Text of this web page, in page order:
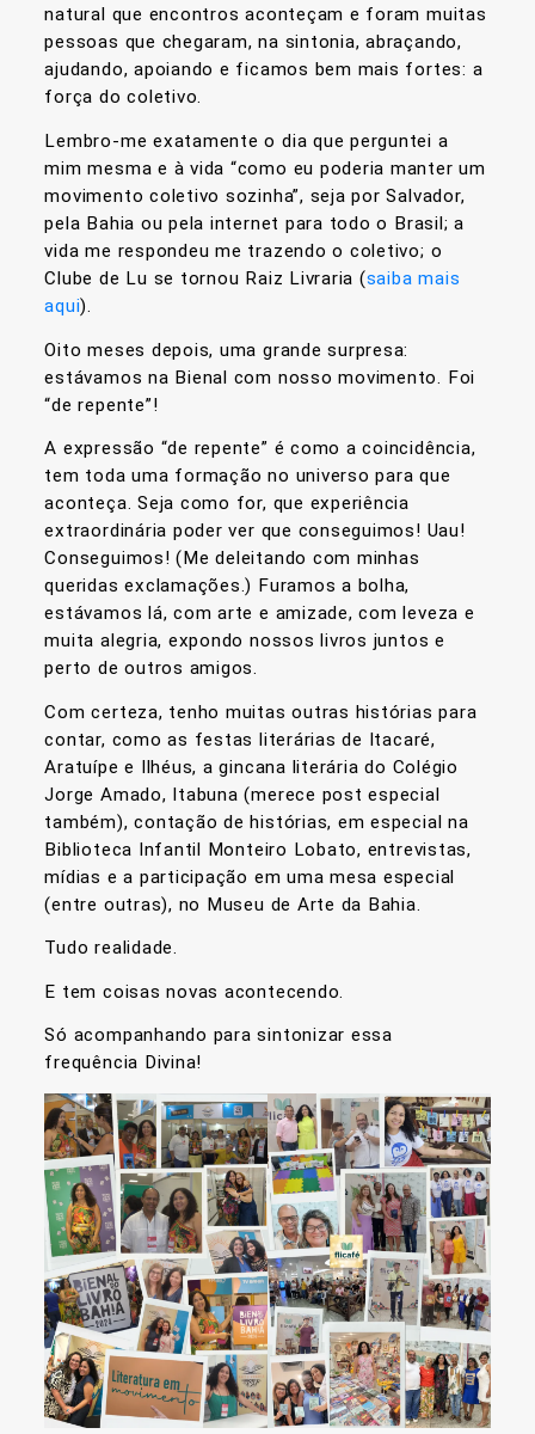
natural que encontros aconteçam e foram muitas
pessoas que chegaram, na sintonia, abraçando,
ajudando, apoiando e ficamos bem mais fortes: a
força do coletivo.
Lembro-me exatamente o dia que perguntei a
mim mesma e à vida “como eu poderia manter um
movimento coletivo sozinha”, seja por Salvador,
pela Bahia ou pela internet para todo o Brasil; a
vida me respondeu me trazendo o coletivo; o
Clube de Lu se tornou Raiz Livraria (saiba mais
aqui).
Oito meses depois, uma grande surpresa:
estávamos na Bienal com nosso movimento. Foi
“de repente”!
A expressão “de repente” é como a coincidência,
tem toda uma formação no universo para que
aconteça. Seja como for, que experiência
extraordinária poder ver que conseguimos! Uau!
Conseguimos! (Me deleitando com minhas
queridas exclamações.) Furamos a bolha,
estávamos lá, com arte e amizade, com leveza e
muita alegria, expondo nossos livros juntos e
perto de outros amigos.
Com certeza, tenho muitas outras histórias para
contar, como as festas literárias de Itacaré,
Aratuípe e Ilhéus, a gincana literária do Colégio
Jorge Amado, Itabuna (merece post especial
também), contação de histórias, em especial na
Biblioteca Infantil Monteiro Lobato, entrevistas,
mídias e a participação em uma mesa especial
(entre outras), no Museu de Arte da Bahia.
Tudo realidade.
E tem coisas novas acontecendo.
Só acompanhando para sintonizar essa
frequência Divina!